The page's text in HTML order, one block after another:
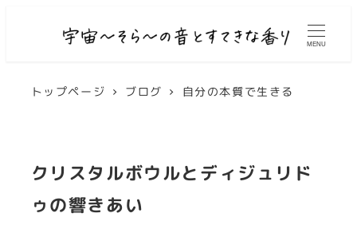
MENU
トップページ ブログ 自分の本質で生きる
クリスタルボウルとディジュリド
ゥの響きあい